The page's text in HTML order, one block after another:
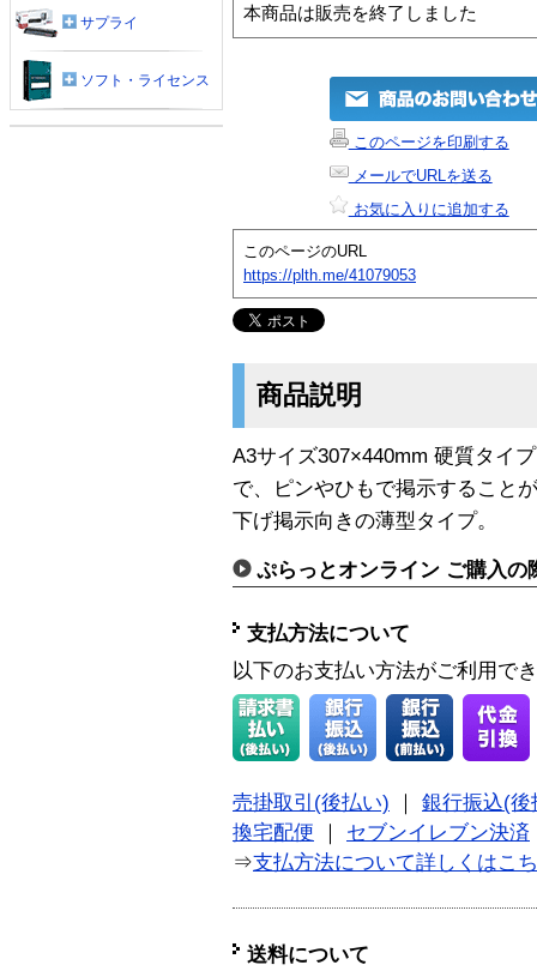
本商品は販売を終了しました
このページを印刷する
メールでURLを送る
お気に入りに追加する
このページのURL
https://plth.me/41079053
商品説明
A3サイズ307×440mm 硬質タイ
で、ピンやひもで掲示すること
下げ掲示向きの薄型タイプ。
ぷらっとオンライン ご購入の
支払方法について
以下のお支払い方法がご利用で
売掛取引(後払い)
銀行振込(後
換宅配便
セブンイレブン決済
⇒支払方法について詳しくはこ
送料について
サプライ
ソフト・ライセンス